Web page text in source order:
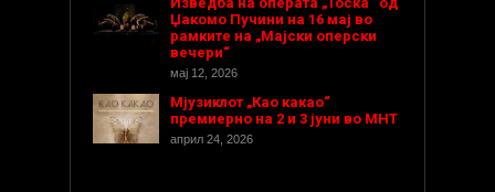
Џакомо Пучини на 16 мај во
рамките на „Мајски оперски
вечери“
мај 12, 2026
Мјузиклот „Као какао“
премиерно на 2 и 3 јуни во МНТ
април 24, 2026